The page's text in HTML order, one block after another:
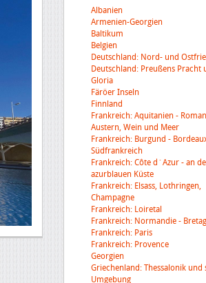
Albanien
Armenien-Georgien
Baltikum
Belgien
Deutschland: Nord- und
Deutschland: Preußens Pracht
Gloria
Färöer Inseln
Finnland
Frankreich: Aquitanien -
Austern, Wein und Meer
Frankreich: Burgund -
Südfrankreich
Frankreich: Côte d´Azur - an
azurblauen Küste
Frankreich: Elsass, Lothringen,
Champagne
Frankreich: Loiretal
Frankreich: Normandie -
Frankreich: Paris
Frankreich: Provence
Georgien
Griechenland: Thessalonik und
Umgebung